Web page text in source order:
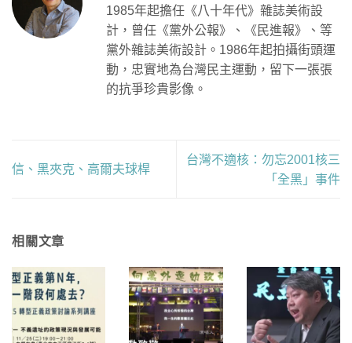
1985年起擔任《八十年代》雜誌美術設
計，曾任《黨外公報》、《民進報》、等
黨外雜誌美術設計。1986年起拍攝街頭運
動，忠實地為台灣民主運動，留下一張張
的抗爭珍貴影像。
信、黑夾克、高爾夫球桿
台灣不適核：勿忘2001核三
「全黑」事件
相關文章